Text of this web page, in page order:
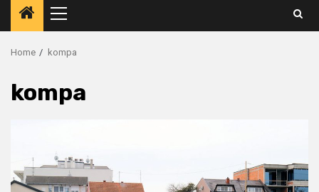
Primary
Menu
Home kompa
kompa